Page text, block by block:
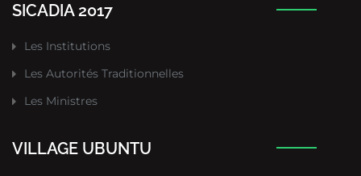
SICADIA 2017
Les Institutions
Les Autorités Traditionnelles
Les Ministres
VILLAGE UBUNTU